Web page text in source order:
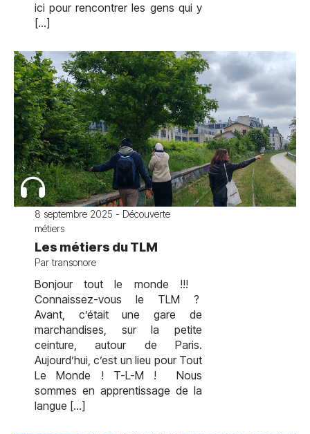
ici pour rencontrer les gens qui y
[…]
8 septembre 2025 - Découverte
métiers
Les métiers du TLM
Par transonore
Bonjour tout le monde !!!
Connaissez-vous le TLM ?
Avant, c’était une gare de
marchandises, sur la petite
ceinture, autour de Paris.
Aujourd’hui, c’est un lieu pour Tout
Le Monde ! T-L-M ! Nous
sommes en apprentissage de la
langue […]